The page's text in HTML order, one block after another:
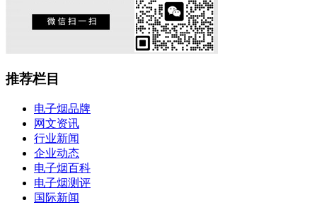
推荐栏目
电子烟品牌
网文资讯
行业新闻
企业动态
电子烟百科
电子烟测评
国际新闻